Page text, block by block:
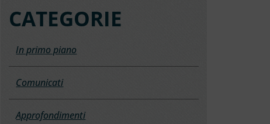
CATEGORIE
In primo piano
Comunicati
Approfondimenti